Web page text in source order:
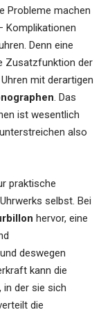
Probleme machen
Komplikationen
Denn eine
Zusatzfunktion der
mit derartigen
. Das
ist wesentlich
also
praktische
selbst. Bei
hervor, eine
deswegen
kann die
in der sie sich
die